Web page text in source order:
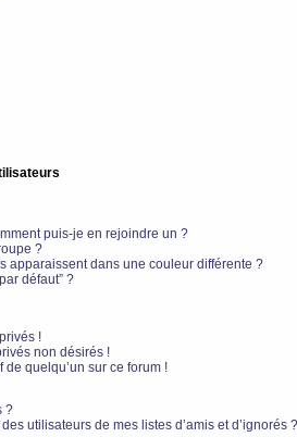
puis-je en rejoindre un ?
?
apparaissent dans une couleur différente ?
défaut” ?
!
non désirés !
quelqu’un sur ce forum !
?
utilisateurs de mes listes d’amis et d’ignorés ?